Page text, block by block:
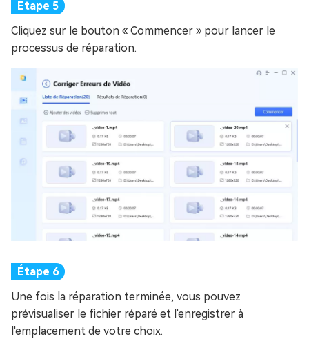
Cliquez sur le bouton « Commencer » pour lancer le
processus de réparation.
Une fois la réparation terminée, vous pouvez
prévisualiser le fichier réparé et l'enregistrer à
l'emplacement de votre choix.